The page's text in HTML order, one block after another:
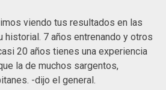
viendo tus resultados en las
historial. 7 años entrenando y otros
20 años tienes una experiencia
la de muchos sargentos,
-dijo el general.